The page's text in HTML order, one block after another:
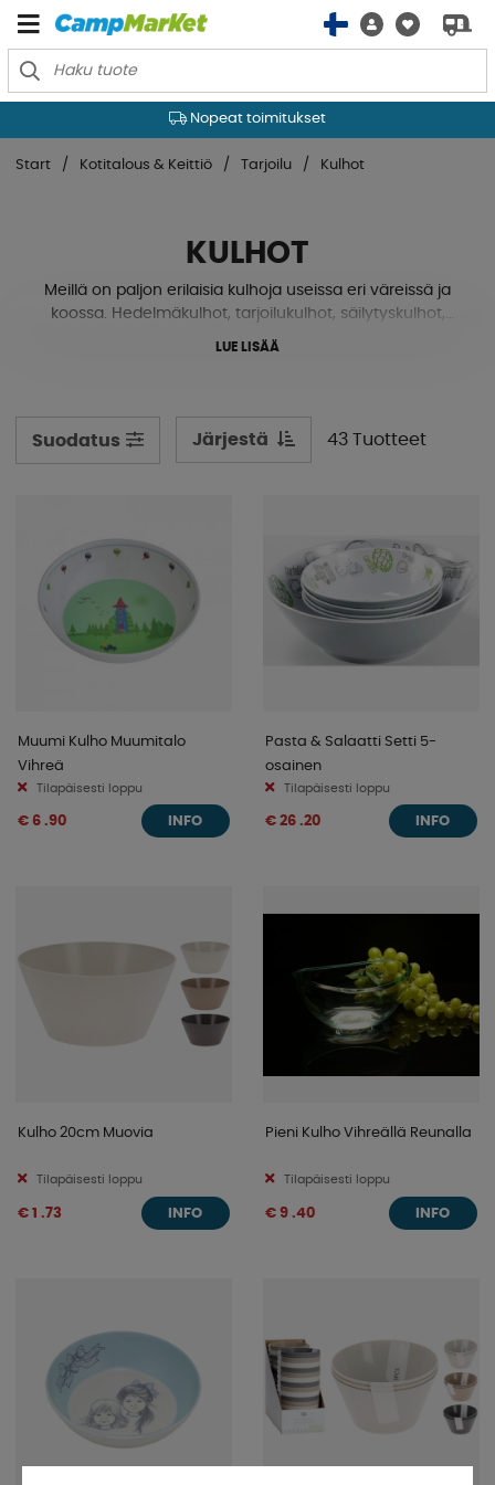
Nopeat toimitukset
Start Kotitalous & Keittiö Tarjoilu Kulhot
KULHOT
Meillä on paljon erilaisia ​​kulhoja useissa eri väreissä ja
koossa. Hedelmäkulhot, tarjoilukulhot, säilytyskulhot,
ruokakulhot ja paljon muuta. Ne on valmistettu
aikuisille että lapsille. Katso kulhomme alta!
LUE LISÄÄ
Suodatus Järjestä 43 Tuotteet
Muumi Kulho Muumitalo
Vihreä
Tilapäisesti loppu
€ 6 .90 INFO
Pasta & Salaatti Setti 5-
osainen
Tilapäisesti loppu
€ 26 .20 INFO
Kulho 20cm Muovia
Tilapäisesti loppu
€ 1 .73 INFO
Pieni Kulho Vihreällä Reunalla
Tilapäisesti loppu
€ 9 .40 INFO